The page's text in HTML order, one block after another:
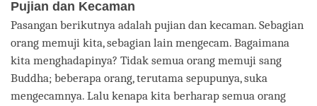
Pujian dan Kecaman
Pasangan berikutnya adalah pujian dan kecaman. Sebagian
orang memuji kita, sebagian lain mengecam. Bagaimana
kita menghadapinya? Tidak semua orang memuji sang
Buddha; beberapa orang, terutama sepupunya, suka
mengecamnya. Lalu kenapa kita berharap semua orang